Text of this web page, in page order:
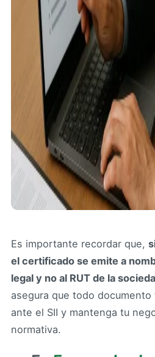
Es importante recordar que,
el certificado se emite a
legal y no al RUT de la
asegura que todo
ante el SII y mantenga tu
normativa.